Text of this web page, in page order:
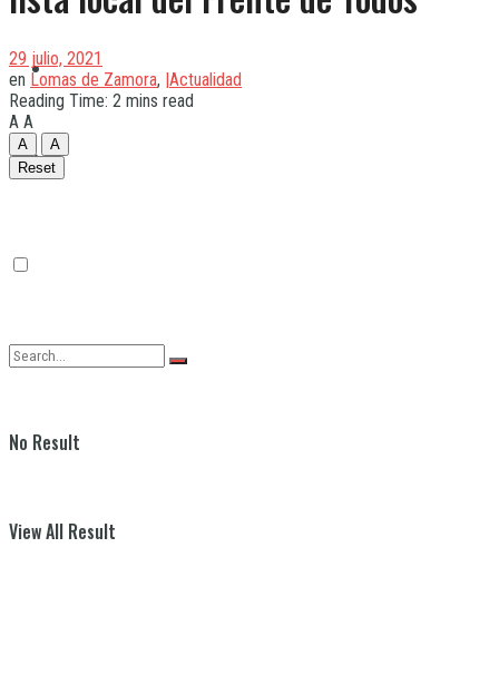
Quilmes
Varela
No Result
View All Result
29 julio, 2021
en Lomas de Zamora, |Actualidad
Reading Time: 2 mins read
A A
A
A
Reset